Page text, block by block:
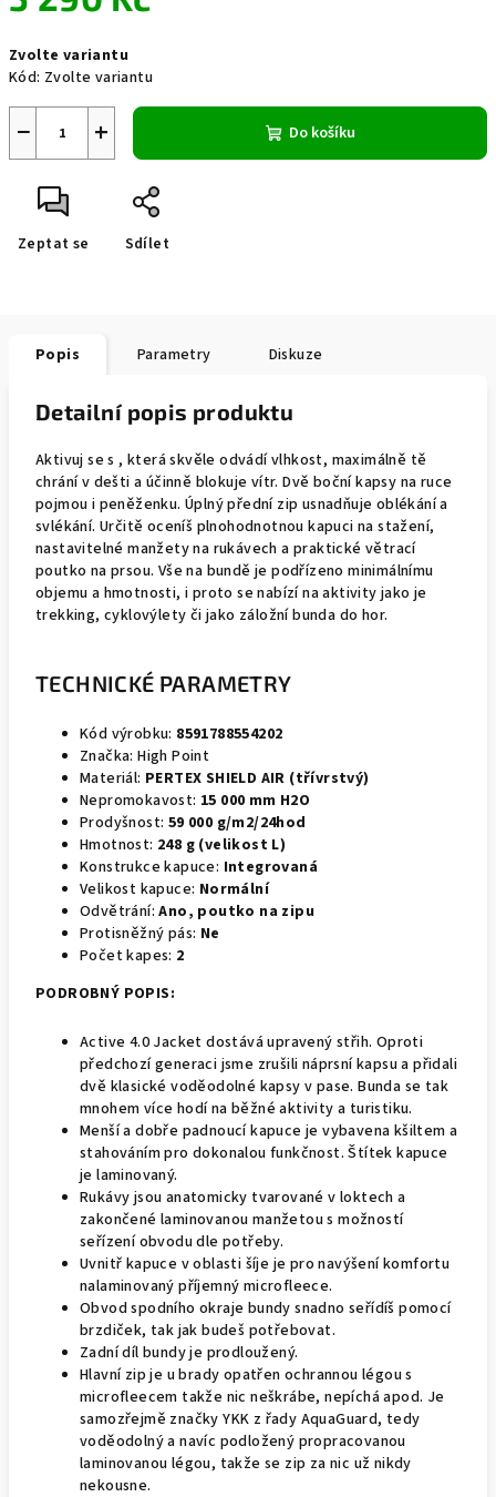
cena:
Zvolte variantu
Kód: Zvolte variantu
+
− Do košíku
Zeptat se Sdílet
Popis Parametry Diskuze
Detailní popis produktu
Aktivuj se s , která skvěle odvádí vlhkost, maximálně tě
chrání v dešti a účinně blokuje vítr. Dvě boční kapsy na ruce
pojmou i peněženku. Úplný přední zip usnadňuje oblékání a
svlékání. Určitě oceníš plnohodnotnou kapuci na stažení,
nastavitelné manžety na rukávech a praktické větrací
poutko na prsou. Vše na bundě je podřízeno minimálnímu
objemu a hmotnosti, i proto se nabízí na aktivity jako je
trekking, cyklovýlety či jako záložní bunda do hor.
TECHNICKÉ PARAMETRY
Kód výrobku: 8591788554202
Značka: High Point
Materiál: PERTEX SHIELD AIR (třívrstvý)
Nepromokavost: 15 000 mm H2O
Prodyšnost: 59 000 g/m2/24hod
Hmotnost: 248 g (velikost L)
Konstrukce kapuce: Integrovaná
Velikost kapuce: Normální
Odvětrání: Ano, poutko na zipu
Protisněžný pás: Ne
Počet kapes: 2
PODROBNÝ POPIS:
Active 4.0 Jacket dostává upravený střih. Oproti
předchozí generaci jsme zrušili náprsní kapsu a přidali
dvě klasické voděodolné kapsy v pase. Bunda se tak
mnohem více hodí na běžné aktivity a turistiku.
Menší a dobře padnoucí kapuce je vybavena kšiltem a
stahováním pro dokonalou funkčnost. Štítek kapuce
je laminovaný.
Rukávy jsou anatomicky tvarované v loktech a
zakončené laminovanou manžetou s možností
seřízení obvodu dle potřeby.
Uvnitř kapuce v oblasti šíje je pro navýšení komfortu
nalaminovaný příjemný microfleece.
Obvod spodního okraje bundy snadno seřídíš pomocí
brzdiček, tak jak budeš potřebovat.
Zadní díl bundy je prodloužený.
Hlavní zip je u brady opatřen ochrannou légou s
microfleecem takže nic neškrábe, nepíchá apod. Je
samozřejmě značky YKK z řady AquaGuard, tedy
voděodolný a navíc podložený propracovanou
laminovanou légou, takže se zip za nic už nikdy
nekousne.